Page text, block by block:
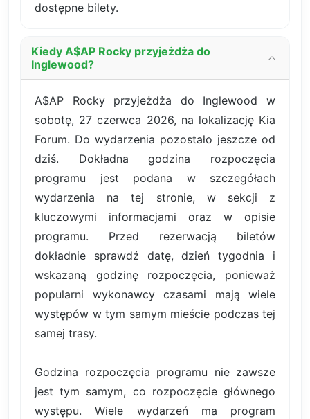
dostępne bilety.
Kiedy A$AP Rocky przyjeżdża do
Inglewood?
A$AP Rocky przyjeżdża do Inglewood w
sobotę, 27 czerwca 2026, na lokalizację Kia
Forum. Do wydarzenia pozostało jeszcze od
dziś. Dokładna godzina rozpoczęcia
programu jest podana w szczegółach
wydarzenia na tej stronie, w sekcji z
kluczowymi informacjami oraz w opisie
programu. Przed rezerwacją biletów
dokładnie sprawdź datę, dzień tygodnia i
wskazaną godzinę rozpoczęcia, ponieważ
popularni wykonawcy czasami mają wiele
występów w tym samym mieście podczas tej
samej trasy.
Godzina rozpoczęcia programu nie zawsze
jest tym samym, co rozpoczęcie głównego
występu. Wiele wydarzeń ma program